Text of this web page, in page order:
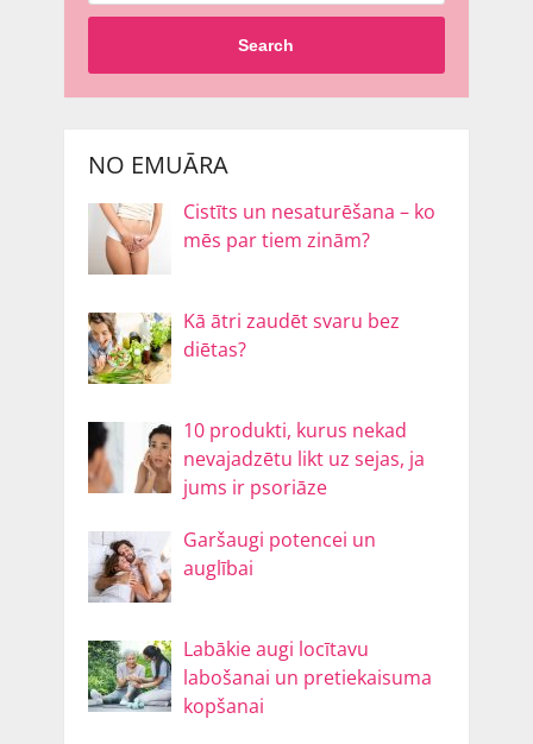
Search
NO EMUĀRA
Cistīts un nesaturēšana – ko
mēs par tiem zinām?
Kā ātri zaudēt svaru bez
diētas?
10 produkti, kurus nekad
nevajadzētu likt uz sejas, ja
jums ir psoriāze
Garšaugi potencei un
auglībai
Labākie augi locītavu
labošanai un pretiekaisuma
kopšanai